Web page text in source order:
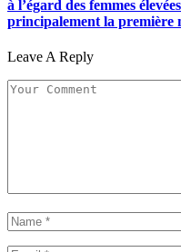
à l’égard des femmes
principalement la première
Leave A Reply